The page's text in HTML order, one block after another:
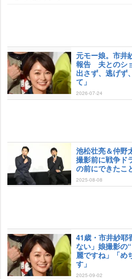
元モー娘。市井
報告 夫とのシ
出さず、逃げず
て」
2026-07-24
池松壮亮＆仲野
撮影前に戦争ド
の前にできたこ
2025-08-08
41歳・市井紗耶
ない」娘撮影の
麗ですね」「め
す」
2025-09-02